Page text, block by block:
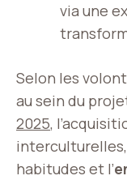
via une
Selon les
au sein du
2025,
habitudes et l’